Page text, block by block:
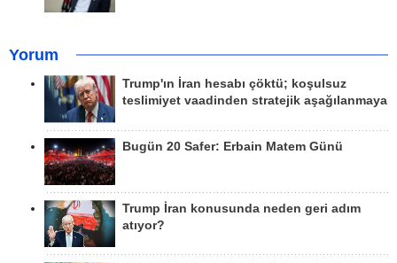
Yorum
Trump'ın İran hesabı çöktü; koşulsuz
teslimiyet vaadinden stratejik aşağılanmaya
Bugün 20 Safer: Erbain Matem Günü
Trump İran konusunda neden geri adım
atıyor?